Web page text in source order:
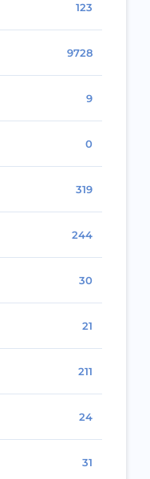
123
9728
9
0
319
244
30
21
211
24
31